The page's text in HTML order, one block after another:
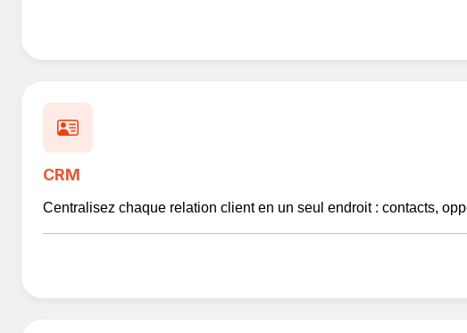
CRM
Centralisez chaque relation client en un seul endroit : contacts,